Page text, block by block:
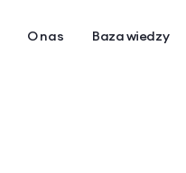
O nas Baza wiedzy